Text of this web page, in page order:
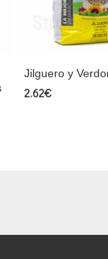
Jilguero y
2.62€